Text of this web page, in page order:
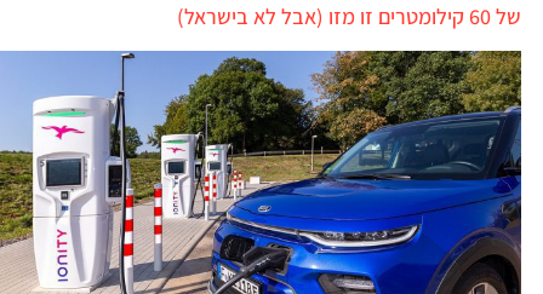
של 60 קילומטרים זו מזו (אבל לא בישראל)